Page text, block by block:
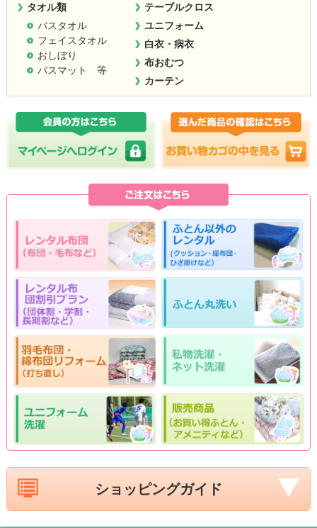
タオル類
バスタオル
フェイスタオル
おしぼり
バスマット 等
テーブルクロス
ユニフォーム
白衣・病衣
布おむつ
カーテン
ショッピングガイド